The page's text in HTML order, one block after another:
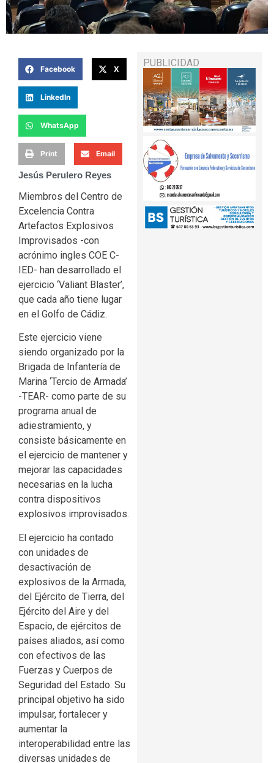
Facebook X
LinkedIn
WhatsApp
Print Email
Jesús Perulero Reyes
Miembros del Centro de
Excelencia Contra
Artefactos Explosivos
Improvisados -con
acrónimo ingles COE C-
IED- han desarrollado el
ejercicio ‘Valiant Blaster’,
que cada año tiene lugar
en el Golfo de Cádiz.
Este ejercicio viene
siendo organizado por la
Brigada de Infantería de
Marina ‘Tercio de Armada’
-TEAR- como parte de su
programa anual de
adiestramiento, y
consiste básicamente en
el ejercicio de mantener y
mejorar las capacidades
necesarias en la lucha
contra dispositivos
explosivos improvisados.
El ejercicio ha contado
con unidades de
desactivación de
explosivos de la Armada,
del Ejército de Tierra, del
Ejército del Aire y del
Espacio, de ejércitos de
países aliados, así como
con efectivos de las
Fuerzas y Cuerpos de
Seguridad del Estado. Su
principal objetivo ha sido
impulsar, fortalecer y
aumentar la
interoperabilidad entre las
diversas unidades de
PUBLICIDAD